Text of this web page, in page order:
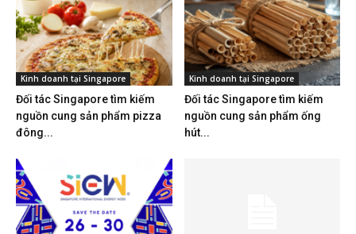
Kinh doanh tại Singapore
Đối tác Singapore tìm kiếm
nguồn cung sản phẩm pizza
đông...
Kinh doanh tại Singapore
Đối tác Singapore tìm kiếm
nguồn cung sản phẩm ống
hút...